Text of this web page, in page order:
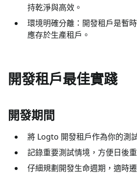
持乾淨與高效。
環境明確分離：開發租戶是暫
應存於生產租戶。
開發租戶最佳實踐
開發期間
將 Logto 開發租戶作為你的測
記錄重要測試情境，方便日後重
仔細規劃開發生命週期，適時